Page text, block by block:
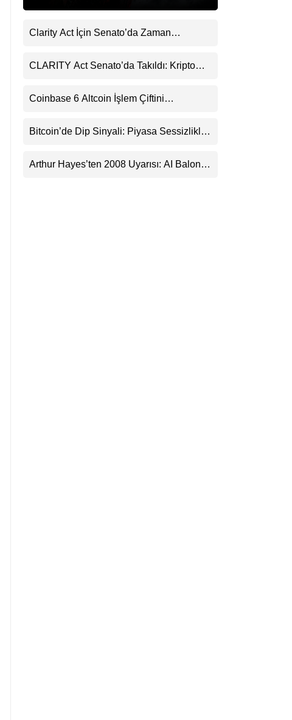
Clarity Act İçin Senato’da Zaman
CLARITY Act Senato’da Takıldı: Kripto
Coinbase 6 Altcoin İşlem Çiftini
Bitcoin’de Dip Sinyali: Piyasa Sessizlikle
Arthur Hayes’ten 2008 Uyarısı: AI Balonu